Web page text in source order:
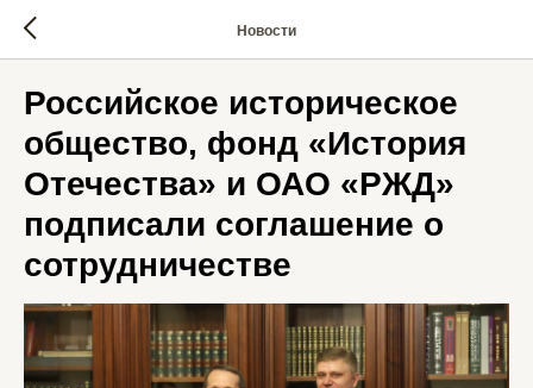
Новости
Российское историческое
общество, фонд «История
Отечества» и ОАО «РЖД»
подписали соглашение о
сотрудничестве